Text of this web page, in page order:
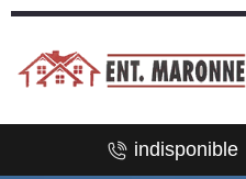
indisponible